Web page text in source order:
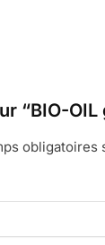
“BIO-
obligatoires